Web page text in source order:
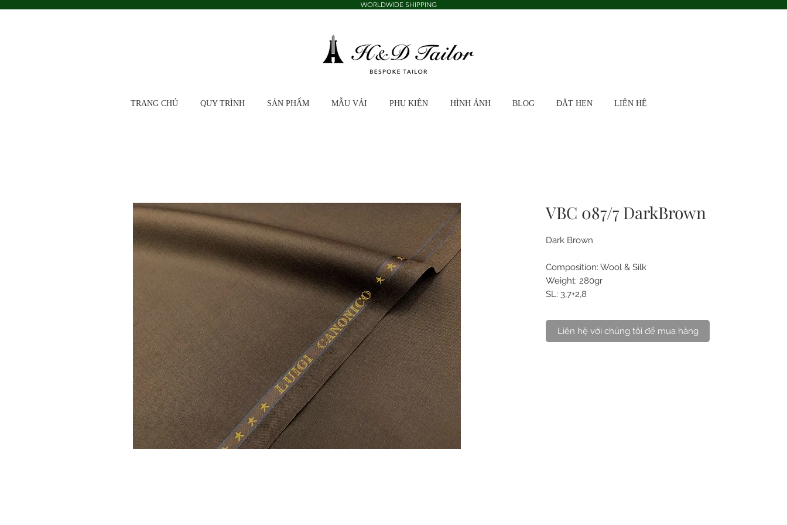
WORLDWIDE SHIPPING
TRANG CHỦ QUY TRÌNH SẢN PHẨM MẪU VẢI PHỤ KIỆN HÌNH ẢNH BLOG ĐẶT HẸN LIÊN HỆ
VBC 087/7 DarkBrown
Dark Brown
Composition: Wool & Silk
Weight: 280gr
SL: 3,7+2,8
Liên hệ với chúng tôi để mua hàng